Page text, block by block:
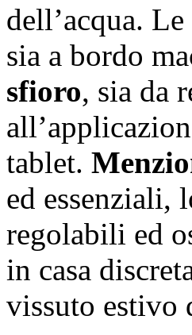
dell’acqua.
sia a bordo
sfioro, sia da
tablet.
ed
regolabili ed
in casa
vissuto estivo